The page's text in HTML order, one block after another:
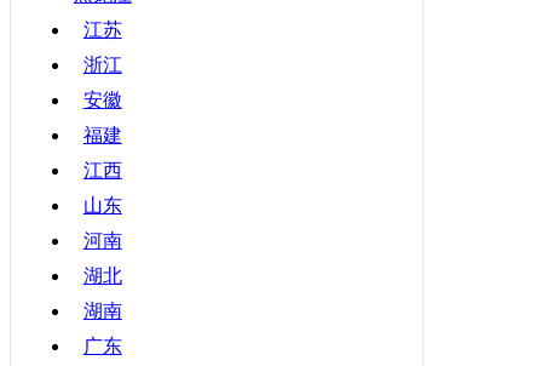
甘肃
青海
宁夏
新疆
香港
澳门
台湾
江苏
浙江
安徽
福建
江西
山东
河南
湖北
湖南
广东